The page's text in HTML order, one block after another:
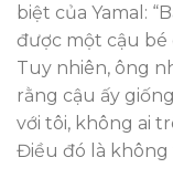
biệt của Yamal:
được một cậu bé
Tuy nhiên, ông
rằng cậu ấy
với tôi, không ai
Điều đó là không